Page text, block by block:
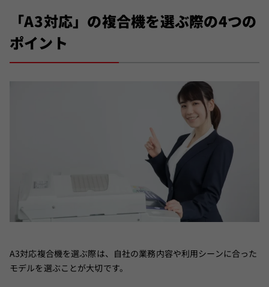
「A3対応」の複合機を選ぶ際の4つの
ポイント
A3対応複合機を選ぶ際は、自社の業務内容や利用シーンに合った
モデルを選ぶことが大切です。